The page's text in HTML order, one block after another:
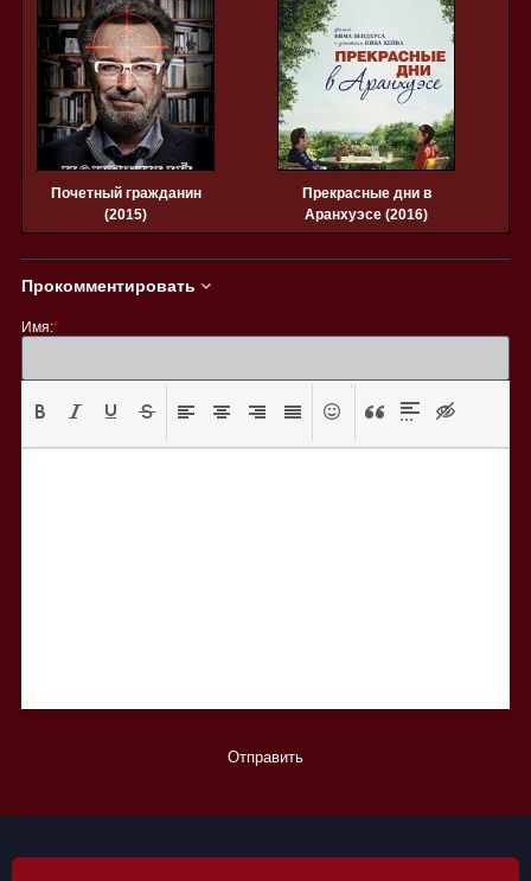
Почетный гражданин
(2015)
Прекрасные дни в
Аранхуэсе (2016)
Прокомментировать
Имя:*
Отправить